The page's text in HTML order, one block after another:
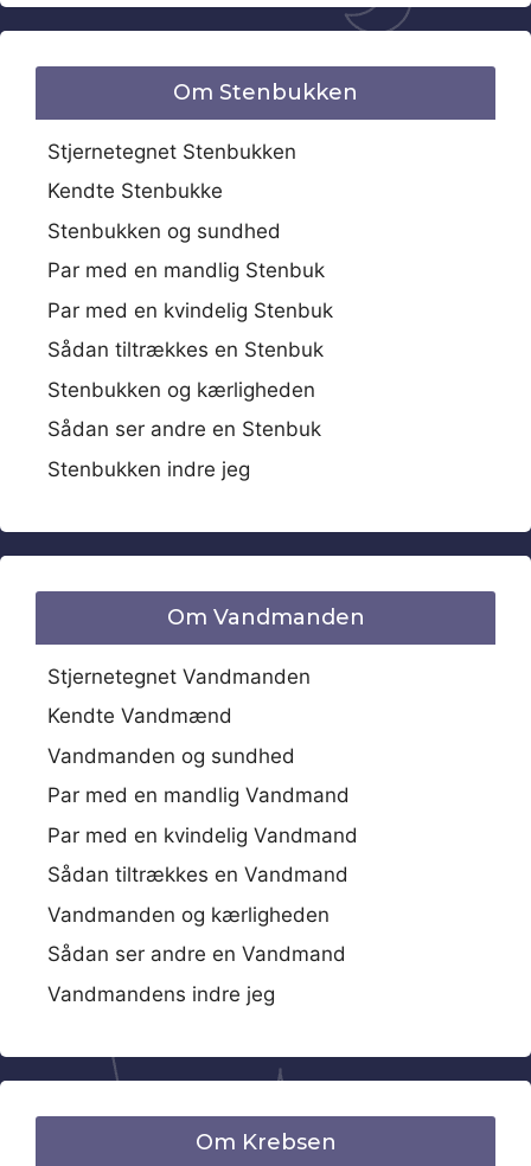
Om Stenbukken
Stjernetegnet Stenbukken
Kendte Stenbukke
Stenbukken og sundhed
Par med en mandlig Stenbuk
Par med en kvindelig Stenbuk
Sådan tiltrækkes en Stenbuk
Stenbukken og kærligheden
Sådan ser andre en Stenbuk
Stenbukken indre jeg
Om Vandmanden
Stjernetegnet Vandmanden
Kendte Vandmænd
Vandmanden og sundhed
Par med en mandlig Vandmand
Par med en kvindelig Vandmand
Sådan tiltrækkes en Vandmand
Vandmanden og kærligheden
Sådan ser andre en Vandmand
Vandmandens indre jeg
Om Krebsen